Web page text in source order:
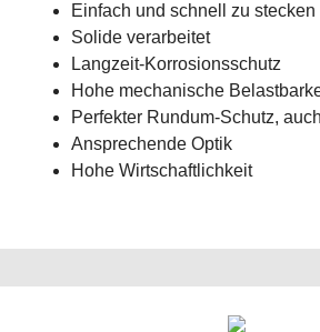
Einfach und schnell zu stecken
Solide verarbeitet
Langzeit-Korrosionsschutz
Hohe mechanische
Perfekter Rundum-Schutz,
Ansprechende Optik
Hohe Wirtschaftlichkeit